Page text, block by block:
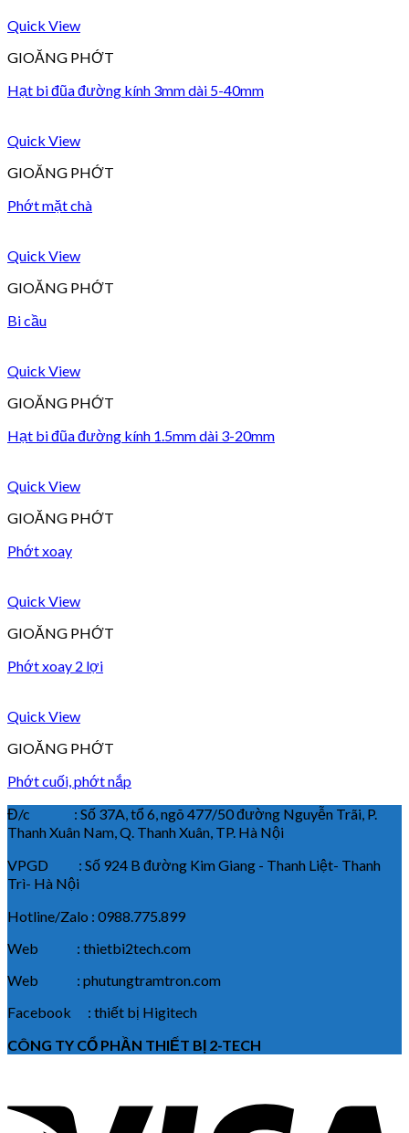
Quick View
GIOĂNG PHỚT
Hạt bi đũa đường kính 3mm dài 5-40mm
Quick View
GIOĂNG PHỚT
Phớt mặt chà
Quick View
GIOĂNG PHỚT
Bi cầu
Quick View
GIOĂNG PHỚT
Hạt bi đũa đường kính 1.5mm dài 3-20mm
Quick View
GIOĂNG PHỚT
Phớt xoay
Quick View
GIOĂNG PHỚT
Phớt xoay 2 lợi
Quick View
GIOĂNG PHỚT
Phớt cuối, phớt nắp
Đ/c : Số 37A, tổ 6, ngõ 477/50 đường Nguyễn Trãi, P.
Thanh Xuân Nam, Q. Thanh Xuân, TP. Hà Nội
VPGD : Số 924 B đường Kim Giang - Thanh Liệt- Thanh
Trì- Hà Nội
Hotline/Zalo : 0988.775.899
Web : thietbi2tech.com
Web : phutungtramtron.com
Facebook : thiết bị Higitech
CÔNG TY CỔ PHẦN THIẾT BỊ 2-TECH